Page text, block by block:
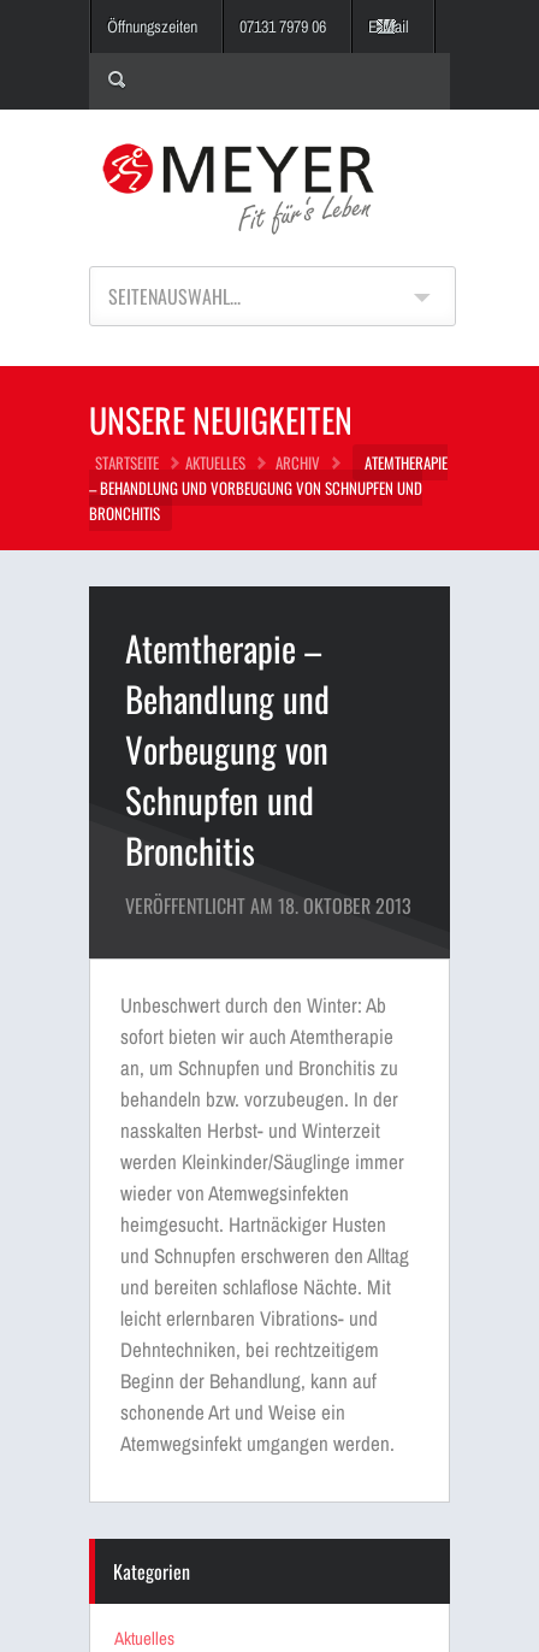
Öffnungszeiten 07131 7979 06 E-Mail
SEITENAUSWAHL...
UNSERE NEUIGKEITEN
STARTSEITE AKTUELLES ARCHIV
ATEMTHERAPIE
– BEHANDLUNG UND VORBEUGUNG VON SCHNUPFEN UND
BRONCHITIS
Atemtherapie –
Behandlung und
Vorbeugung von
Schnupfen und
Bronchitis
VERÖFFENTLICHT AM 18. OKTOBER 2013
Unbeschwert durch den Winter: Ab
sofort bieten wir auch Atemtherapie
an, um Schnupfen und Bronchitis zu
behandeln bzw. vorzubeugen. In der
nasskalten Herbst- und Winterzeit
werden Kleinkinder/Säuglinge immer
wieder von Atemwegsinfekten
heimgesucht. Hartnäckiger Husten
und Schnupfen erschweren den Alltag
und bereiten schlaflose Nächte. Mit
leicht erlernbaren Vibrations- und
Dehntechniken, bei rechtzeitigem
Beginn der Behandlung, kann auf
schonende Art und Weise ein
Atemwegsinfekt umgangen werden.
Kategorien
Aktuelles